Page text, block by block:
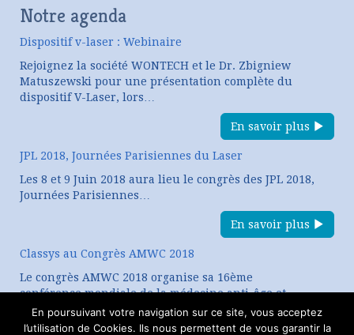
Notre agenda
Dispositif v-laser : Webinaire
Rejoignez la société WONTECH et le Dr. Zbigniew
Matuszewski pour une présentation complète du
dispositif V-Laser, lors…
En savoir plus
JPL 2018, Journées Parisiennes du Laser
Les 8 et 9 Juin 2018 aura lieu le congrès des JPL 2018,
Journées Parisiennes…
En savoir plus
Classys au Congrès AMWC 2018
Le congrès AMWC 2018 organise sa 16ème
conférence mondiale de la médecine anti-âge et
esthétique. CLASSYS, expert…
En poursuivant votre navigation sur ce site, vous acceptez
l’utilisation de Cookies. Ils nous permettent de vous garantir la